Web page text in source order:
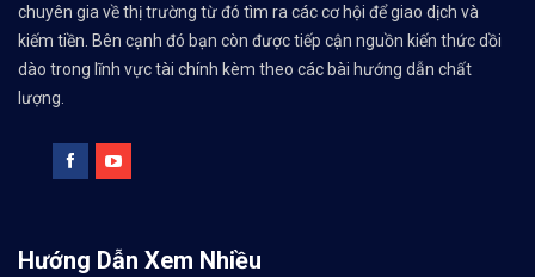
chuyên gia về thị trường từ đó tìm ra các cơ hội để giao dịch và
kiếm tiền. Bên cạnh đó bạn còn được tiếp cận nguồn kiến thức dồi
dào trong lĩnh vực tài chính kèm theo các bài hướng dẫn chất
lượng.
Hướng Dẫn Xem Nhiều